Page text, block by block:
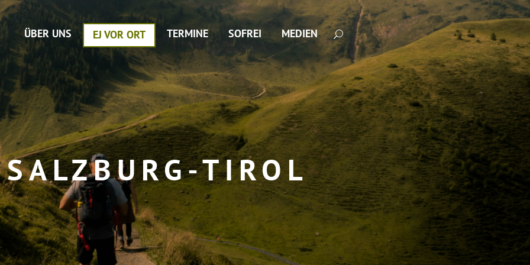
ÜBER UNS EJ VOR ORT TERMINE SOFREI MEDIEN
TIROL